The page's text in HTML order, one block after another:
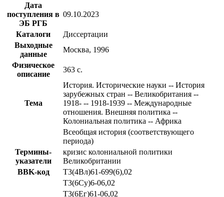
Дата
поступления в
ЭБ РГБ
09.10.2023
Каталоги
Диссертации
Выходные
данные
Москва, 1996
Физическое
описание
363 с.
Тема
История. Исторические науки -- История
зарубежных стран -- Великобритания --
1918- -- 1918-1939 -- Международные
отношения. Внешняя политика --
Колониальная политика -- Африка
Всеобщая история (соответствующего
периода)
Термины-
указатели
кризис колониальной политики
Великобритании
BBK-код
Т3(4Вл)61-699(6),02
Т3(6Су)6-06,02
Т3(6Ег)61-06,02